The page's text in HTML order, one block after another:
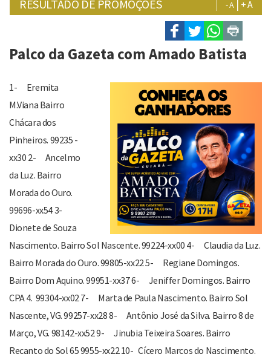
RESULTADO DE PROMOÇÕES | - A| + A
Palco da Gazeta com Amado Batista
1- Eremita
M.Viana Bairro
Chácara dos
Pinheiros. 99235 -
xx30 2- Ancelmo
da Luz. Bairro
Morada do Ouro.
99696-xx54 3-
Dionete de Souza
Nascimento. Bairro Sol Nascente. 99224-xx00 4- Claudia da Luz.
Bairro Morada do Ouro. 99805-xx22 5- Regiane Domingos.
Bairro Dom Aquino. 99951-xx37 6- Jeniffer Domingos. Bairro
CPA 4. 99304-xx02 7- Marta de Paula Nascimento. Bairro Sol
Nascente, VG. 99257-xx28 8- Antônio José da Silva. Bairro 8 de
Março, VG. 98142-xx52 9- Jinubia Teixeira Soares. Bairro
Recanto do Sol 65 9955-xx22 10- Cícero Marcos do Nascimento.